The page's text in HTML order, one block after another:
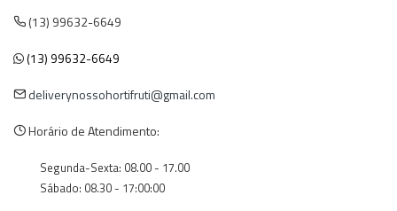
(13) 99632-6649
(13) 99632-6649
deliverynossohortifruti@gmail.com
Horário de Atendimento:
Segunda-Sexta: 08.00 - 17.00
Sábado: 08.30 - 17:00:00